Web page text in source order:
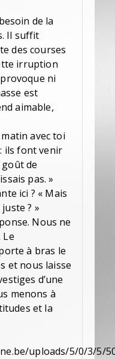
de la
Il suffit
des courses
irruption
ni
est
aimable,
avec toi
ils font venir
de
pas. »
ici ? « Mais
? »
Nous ne
à bras le
et nous laisse
d’une
menons à
et la
uploads/5/0/3/5/